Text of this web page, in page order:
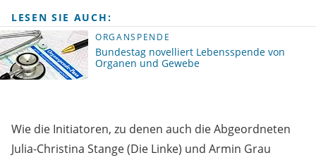
LESEN SIE AUCH:
ORGANSPENDE
Bundestag novelliert Lebensspende von
Organen und Gewebe
Wie die Initiatoren, zu denen auch die Abgeordneten
Julia-Christina Stange (Die Linke) und Armin Grau